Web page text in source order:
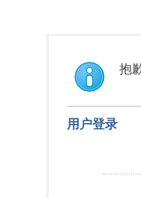
抱
用户登录